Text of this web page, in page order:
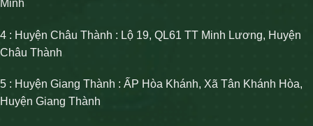
Minh
4 : Huyện Châu Thành : Lộ 19, QL61 TT Minh Lương, Huyện
Châu Thành
5 : Huyện Giang Thành : ẤP Hòa Khánh, Xã Tân Khánh Hòa,
Huyện Giang Thành